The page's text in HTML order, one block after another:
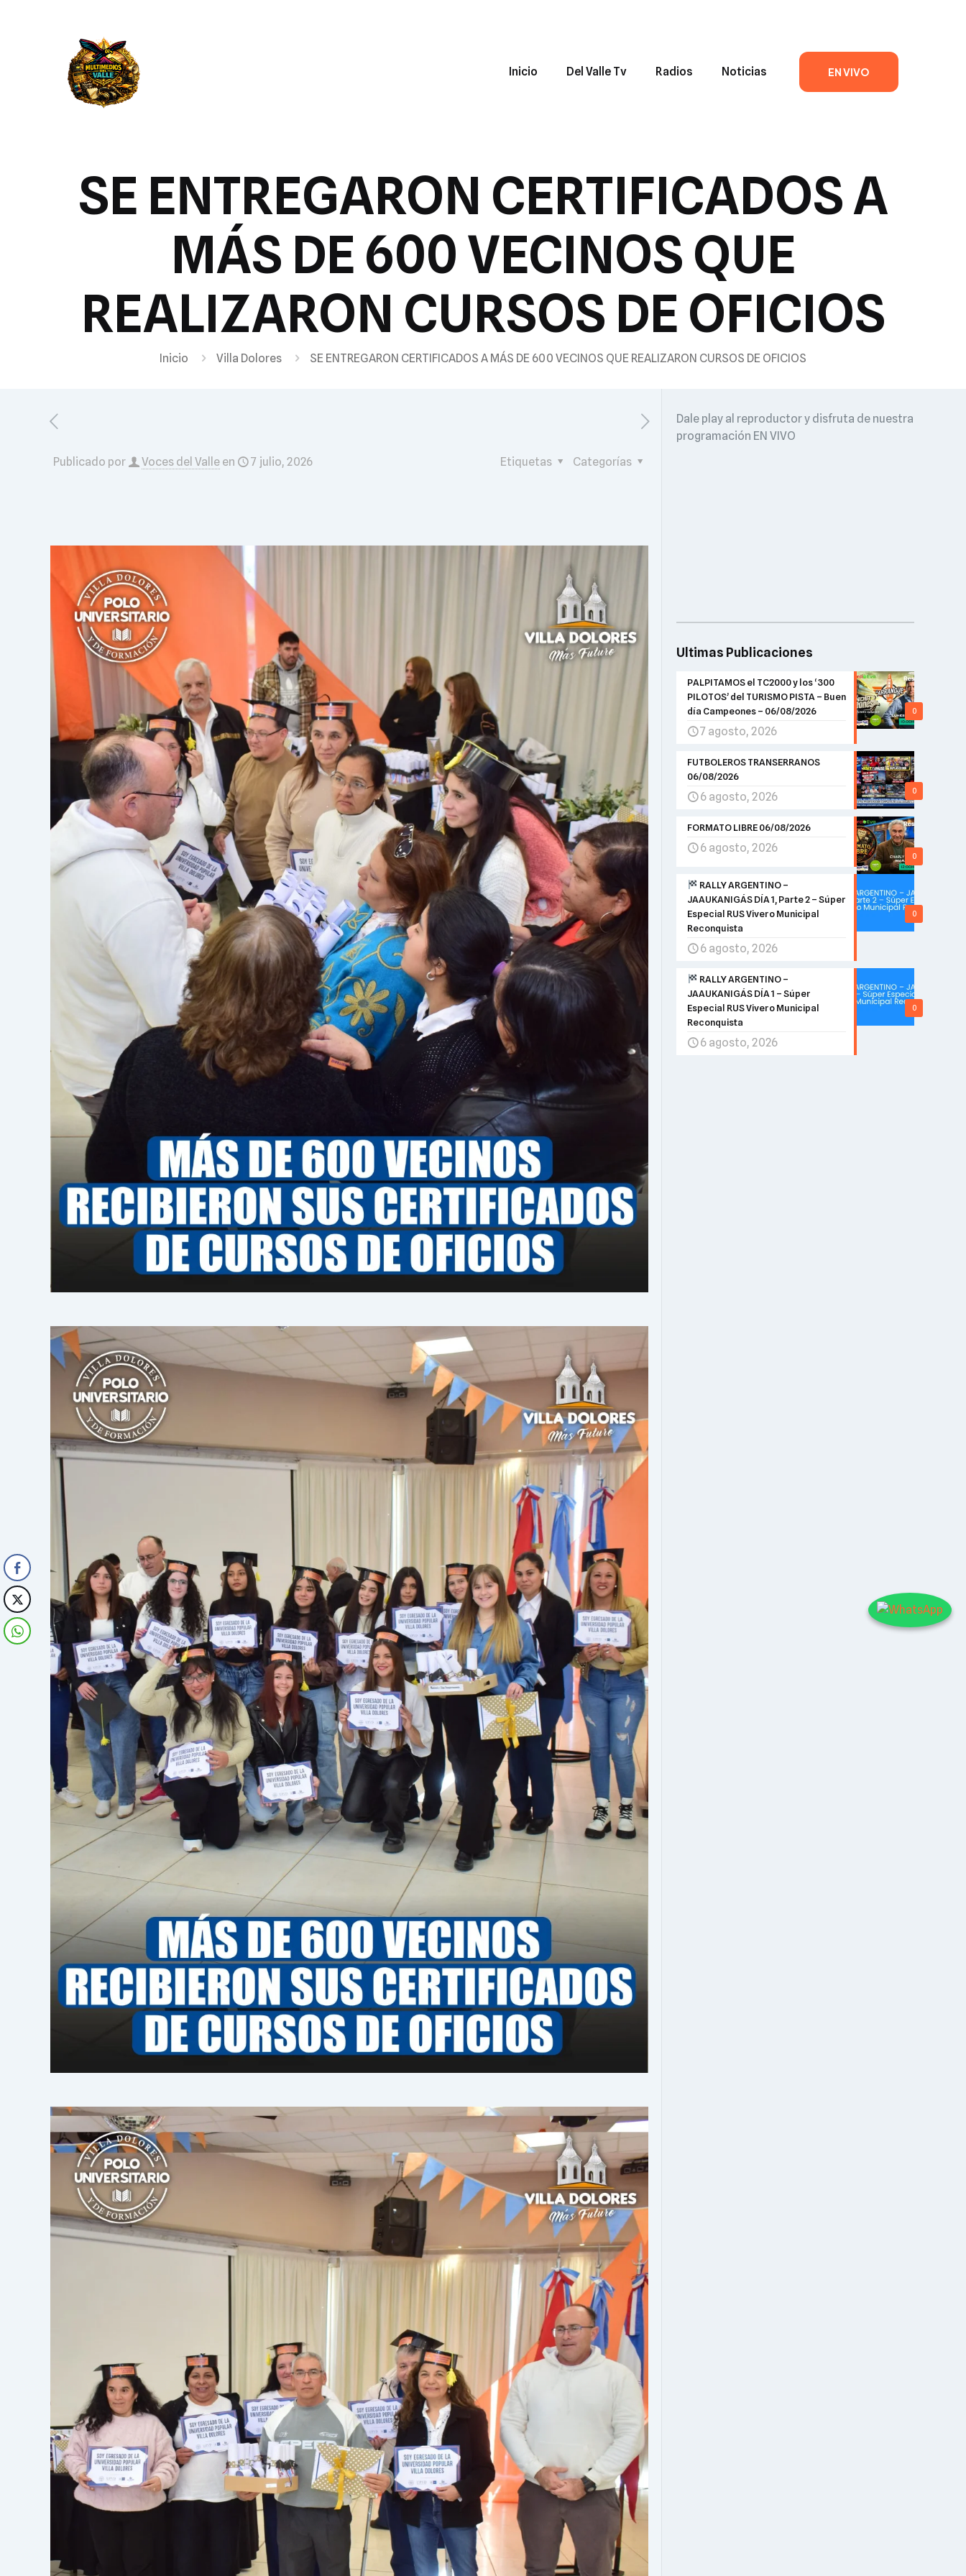
Inicio Del Valle Tv Radios Noticias EN VIVO
SE ENTREGARON CERTIFICADOS A
MÁS DE 600 VECINOS QUE
REALIZARON CURSOS DE OFICIOS
Inicio Villa Dolores SE ENTREGARON CERTIFICADOS A MÁS DE 600 VECINOS QUE REALIZARON CURSOS DE OFICIOS
Publicado por Voces del Valle en 7 julio, 2026 Categorías
Etiquetas
Dale play al reproductor y disfruta de nuestra
programación EN VIVO
Ultimas Publicaciones
0
PALPITAMOS el TC2000 y los ‘300
PILOTOS’ del TURISMO PISTA – Buen
día Campeones – 06/08/2026
7 agosto, 2026
0
FUTBOLEROS TRANSERRANOS
06/08/2026
6 agosto, 2026
0
FORMATO LIBRE 06/08/2026
6 agosto, 2026
0
RALLY ARGENTINO –
JAAUKANIGÁS DÍA 1, Parte 2 – Súper
Especial RUS Vivero Municipal
Reconquista
6 agosto, 2026
0
RALLY ARGENTINO –
JAAUKANIGÁS DÍA 1 – Súper
Especial RUS Vivero Municipal
Reconquista
6 agosto, 2026